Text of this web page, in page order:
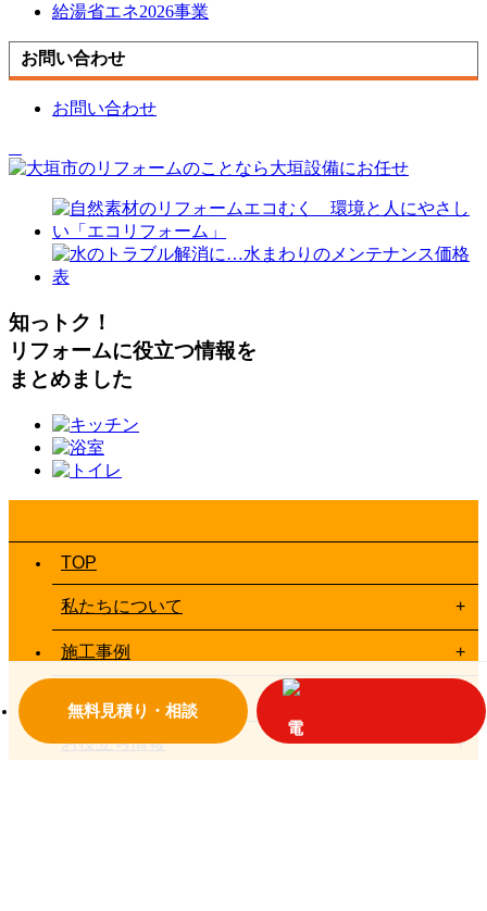
無料見積り・相談
給湯省エネ2026事業
お問い合わせ
お問い合わせ
知っトク！
リフォームに役立つ情報を
まとめました
TOP
私たちについて
施工事例
お役立ち情報